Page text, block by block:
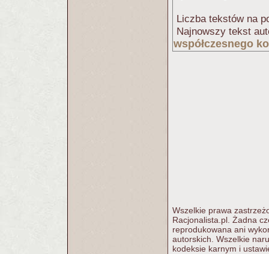
Liczba tekstów na
Najnowszy tekst
współczesnego
Wszelkie prawa
Racjonalista.pl. Żadna
reprodukowana ani
autorskich. Wszelkie
kodeksie karnym i